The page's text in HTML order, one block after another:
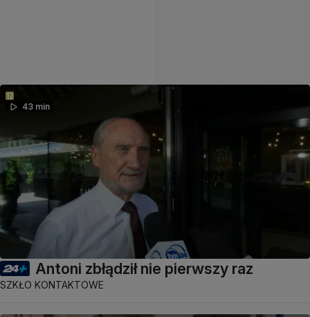
43 min
Antoni zbłądził nie pierwszy raz
SZKŁO KONTAKTOWE